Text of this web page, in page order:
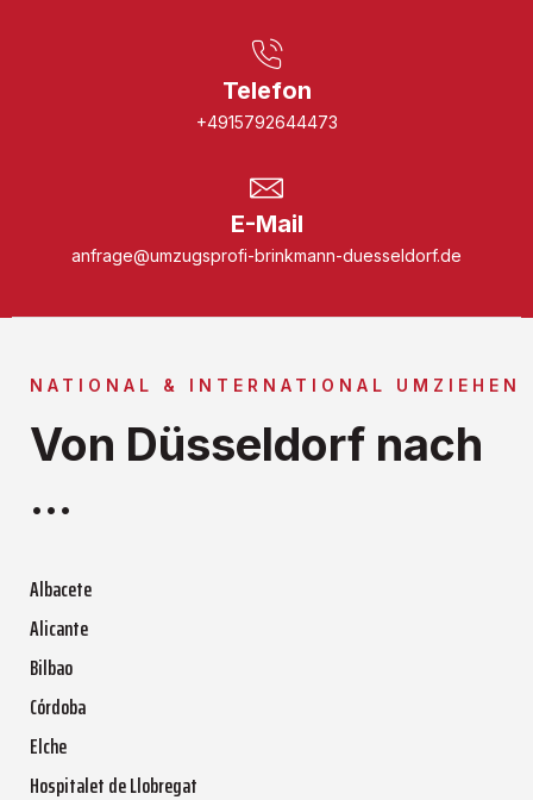
Telefon
+4915792644473
E-Mail
anfrage@umzugsprofi-brinkmann-duesseldorf.de
NATIONAL & INTERNATIONAL UMZIEHEN
Von Düsseldorf nach
...
Albacete
Alicante
Bilbao
Córdoba
Elche
Hospitalet de Llobregat